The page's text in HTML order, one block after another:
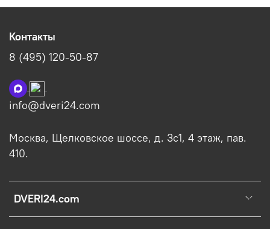
DVERI24.com
Контакты
8 (495) 120-50-87
info@dveri24.com
Москва, Щелковское шоссе, д. 3с1, 4 этаж, пав.
410.